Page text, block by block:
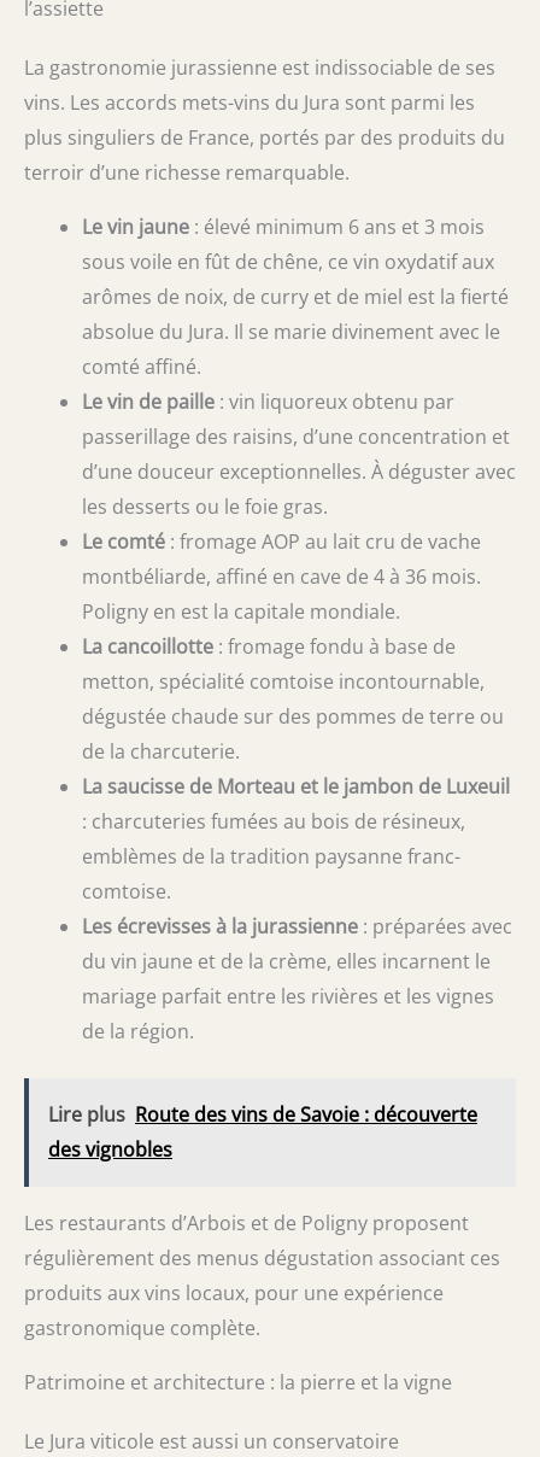
l’assiette
La gastronomie jurassienne est indissociable de ses
vins. Les accords mets-vins du Jura sont parmi les
plus singuliers de France, portés par des produits du
terroir d’une richesse remarquable.
Le vin jaune : élevé minimum 6 ans et 3 mois
sous voile en fût de chêne, ce vin oxydatif aux
arômes de noix, de curry et de miel est la fierté
absolue du Jura. Il se marie divinement avec le
comté affiné.
Le vin de paille : vin liquoreux obtenu par
passerillage des raisins, d’une concentration et
d’une douceur exceptionnelles. À déguster avec
les desserts ou le foie gras.
Le comté : fromage AOP au lait cru de vache
montbéliarde, affiné en cave de 4 à 36 mois.
Poligny en est la capitale mondiale.
La cancoillotte : fromage fondu à base de
metton, spécialité comtoise incontournable,
dégustée chaude sur des pommes de terre ou
de la charcuterie.
La saucisse de Morteau et le jambon de Luxeuil
: charcuteries fumées au bois de résineux,
emblèmes de la tradition paysanne franc-
comtoise.
Les écrevisses à la jurassienne : préparées avec
du vin jaune et de la crème, elles incarnent le
mariage parfait entre les rivières et les vignes
de la région.
Lire plus Route des vins de Savoie : découverte
des vignobles
Les restaurants d’Arbois et de Poligny proposent
régulièrement des menus dégustation associant ces
produits aux vins locaux, pour une expérience
gastronomique complète.
Patrimoine et architecture : la pierre et la vigne
Le Jura viticole est aussi un conservatoire